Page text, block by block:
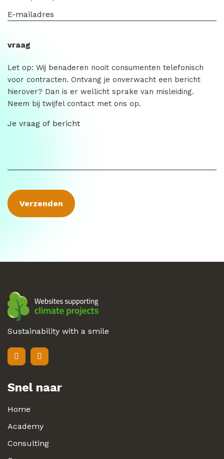
vraag
Let op: Wij benaderen nooit consumenten telefonisch
voor contracten. Ontvang je onverwacht een bericht
hierover? Dan is er wellicht sprake van misleiding.
Neem bij twijfel contact met ons op.
Sustainability with a smile
Snel naar
Home
Academy
Consulting